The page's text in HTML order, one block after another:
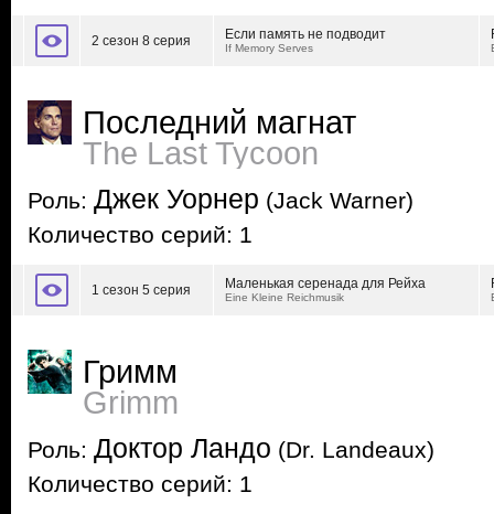
2 сезон 8 серия Если память не подводит
If Memory Serves
Последний магнат
The Last Tycoon
Роль: Джек Уорнер (Jack Warner)
Количество серий: 1
1 сезон 5 серия Маленькая серенада для Рейха
Eine Kleine Reichmusik
Гримм
Grimm
Роль: Доктор Ландо (Dr. Landeaux)
Количество серий: 1